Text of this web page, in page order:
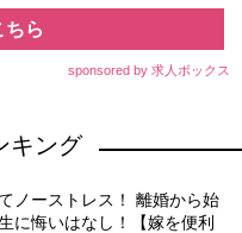
ちら
sponsored by 求人ボックス
キング
ノーストレス！ 離婚から始
に悔いはなし！【嫁を便利